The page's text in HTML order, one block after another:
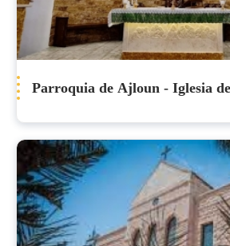
Parroquia de Ajloun - Iglesia